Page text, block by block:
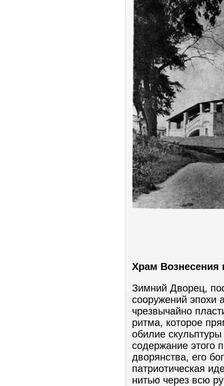
Храм Вознесения
Зимний Дворец,
сооружений эпохи
чрезвычайно
ритма, которое
обилие
содержание этого
дворянства, его
патриотическая
нитью через всю